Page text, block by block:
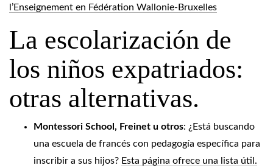
l’Enseignement en Fédération Wallonie-Bruxelles
La escolarización de
los niños expatriados:
otras alternativas.
Montessori School, Freinet u otros: ¿Está buscando
una escuela de francés con pedagogía específica para
inscribir a sus hijos? Esta página ofrece una lista útil.